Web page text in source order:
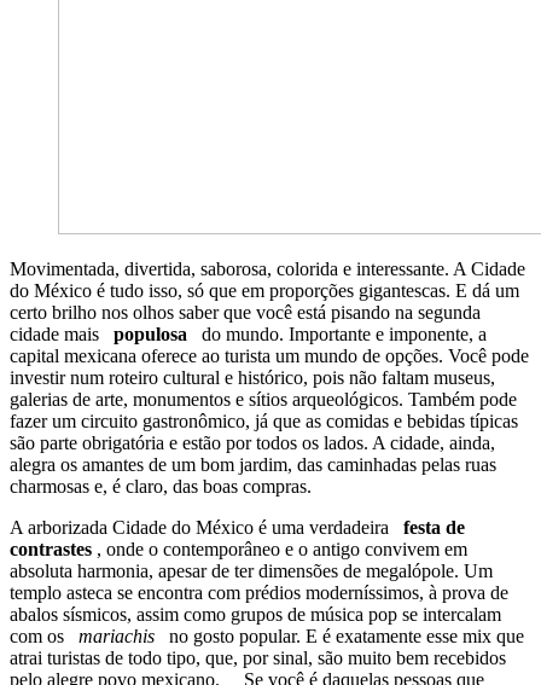
Movimentada, divertida, saborosa, colorida e interessante. A Cidade
do México é tudo isso, só que em proporções gigantescas. E dá um
certo brilho nos olhos saber que você está pisando na segunda
cidade mais populosa
do mundo. Importante e imponente, a
capital mexicana oferece ao turista um mundo de opções. Você pode
investir num roteiro cultural e histórico, pois não faltam museus,
galerias de arte, monumentos e sítios arqueológicos. Também pode
fazer um circuito gastronômico, já que as comidas e bebidas típicas
são parte obrigatória e estão por todos os lados. A cidade, ainda,
alegra os amantes de um bom jardim, das caminhadas pelas ruas
charmosas e, é claro, das boas compras.
A arborizada Cidade do México é uma verdadeira festa de
contrastes , onde o contemporâneo e o antigo convivem em
absoluta harmonia, apesar de ter dimensões de megalópole. Um
templo asteca se encontra com prédios moderníssimos, à prova de
abalos sísmicos, assim como grupos de música pop se intercalam
com os mariachis
no gosto popular. E é exatamente esse mix que
atrai turistas de todo tipo, que, por sinal, são muito bem recebidos
pelo alegre povo mexicano. Se você é daquelas pessoas que